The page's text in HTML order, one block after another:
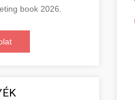
book 2026